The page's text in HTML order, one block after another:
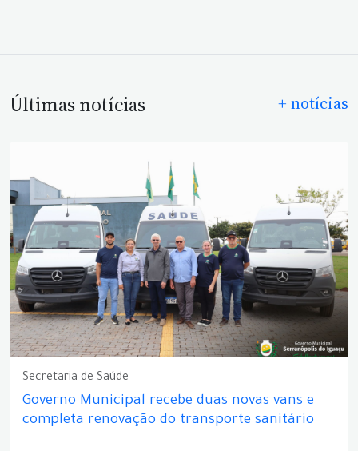
Últimas notícias + notícias
Secretaria de Saúde
Governo Municipal recebe duas novas vans e
completa renovação do transporte sanitário